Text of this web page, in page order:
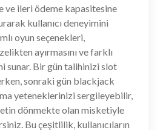
ve ileri ödeme kapasitesine
kullanıcı deneyimini
oyun seçenekleri,
ayırmasını ve farklı
sunar. Bir gün talihinizi slot
sonraki gün blackjack
yeteneklerinizi sergileyebilir,
dönmekte olan misketiyle
Bu çeşitlilik, kullanıcıların